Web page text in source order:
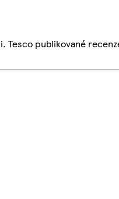
Tesco publikované